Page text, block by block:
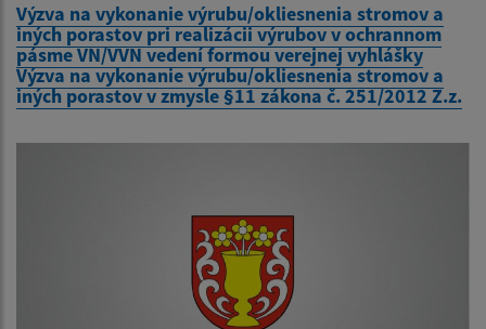
Výzva na vykonanie výrubu/okliesnenia stromov a
iných porastov pri realizácii výrubov v ochrannom
pásme VN/VVN vedení formou verejnej vyhlášky
Výzva na vykonanie výrubu/okliesnenia stromov a
iných porastov v zmysle §11 zákona č. 251/2012 Z.z.